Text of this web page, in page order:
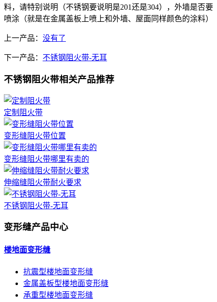
料，请特别说明（不锈钢要说明是201还是304），外墙是否要
喷涂（就是在金属盖板上喷上和外墙、屋面同样颜色的涂料）
上一产品： 没有了
下一产品： 不锈钢阻火带-无耳
不锈钢阻火带相关产品推荐
定制阻火带
变形缝阻火带位置
变形缝阻火带哪里有卖的
伸缩缝阻火带耐火要求
不锈钢阻火带-无耳
变形缝产品中心
楼地面变形缝
抗震型楼地面变形缝
金属盖板型楼地面变形缝
承重型楼地面变形缝